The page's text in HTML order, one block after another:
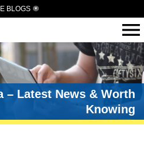
BLOGS
– Latest News & Worth
Knowing